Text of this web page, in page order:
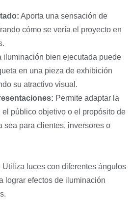
Aporta una sensación de
cómo se vería el proyecto en
iluminación bien ejecutada puede
en una pieza de exhibición
su atractivo visual.
Permite adaptar la
público objetivo o el propósito de
sea para clientes, inversores o
Utiliza luces con diferentes ángulos
lograr efectos de iluminación